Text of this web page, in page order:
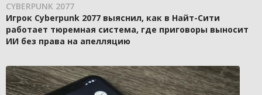
CYBERPUNK 2077
Игрок Cyberpunk 2077 выяснил, как в Найт-Сити
работает тюремная система, где приговоры выносит
ИИ без права на апелляцию